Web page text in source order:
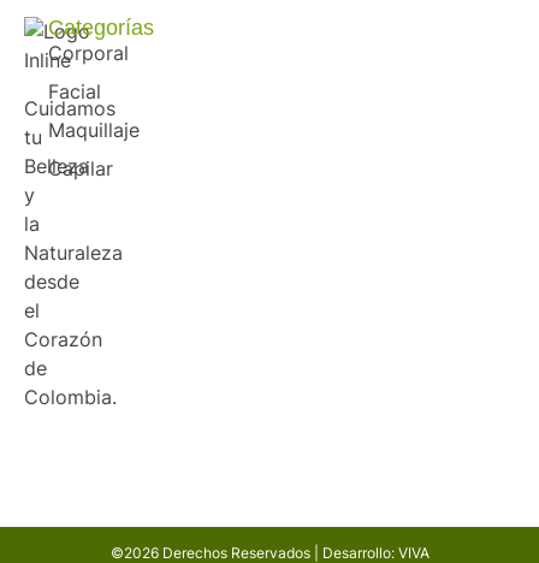
Cuidamos
tu
Belleza
y
la
Naturaleza
desde
el
Corazón
de
Colombia.
Categorías
Corporal
Facial
Maquillaje
Capilar
©2026 Derechos Reservados | Desarrollo: VIVA